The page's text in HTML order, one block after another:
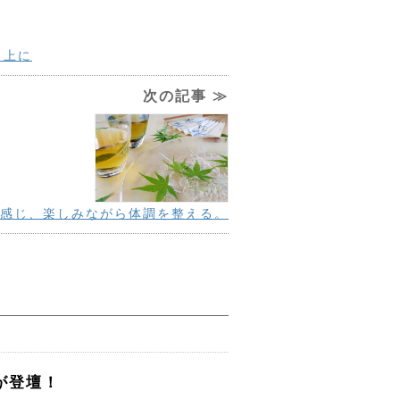
に
次の記事 ≫
じ、楽しみながら体調を整える。
壇！